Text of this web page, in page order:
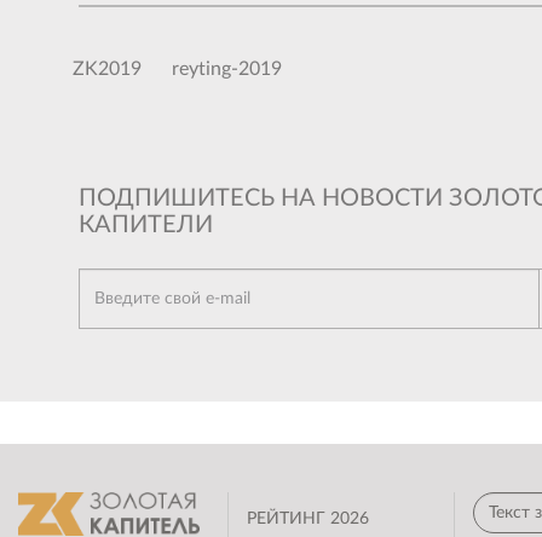
ZK2019 reyting-2019
ПОДПИШИТЕСЬ НА НОВОСТИ
КАПИТЕЛИ
РЕЙТИНГ 2026